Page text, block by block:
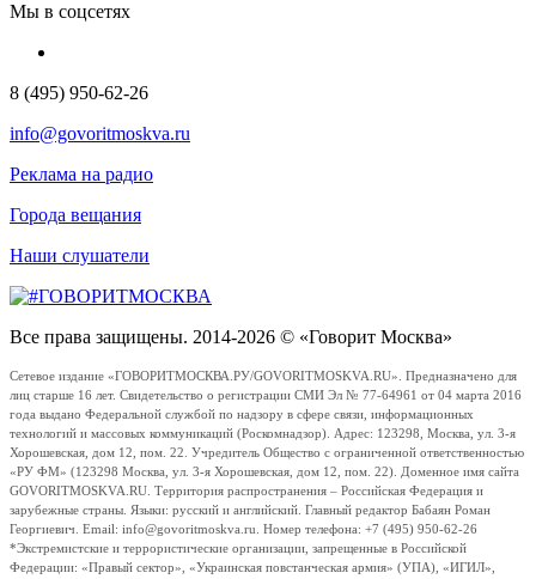
Мы в соцсетях
8 (495) 950-62-26
info@govoritmoskva.ru
Реклама на радио
Города вещания
Наши слушатели
Все права защищены. 2014-2026 © «Говорит Москва»
Сетевое издание «ГОВОРИТМОСКВА.РУ/GOVORITMOSKVA.RU». Предназначено для
лиц старше 16 лет. Свидетельство о регистрации СМИ Эл № 77-64961 от 04 марта 2016
года выдано Федеральной службой по надзору в сфере связи, информационных
технологий и массовых коммуникаций (Роскомнадзор). Адрес: 123298, Москва, ул. 3-я
Хорошевская, дом 12, пом. 22. Учредитель Общество с ограниченной ответственностью
«РУ ФМ» (123298 Москва, ул. 3-я Хорошевская, дом 12, пом. 22). Доменное имя сайта
GOVORITMOSKVA.RU. Территория распространения – Российская Федерация и
зарубежные страны. Языки: русский и английский. Главный редактор Бабаян Роман
Георгиевич. Email: info@govoritmoskva.ru. Номер телефона: +7 (495) 950-62-26
*Экстремистские и террористические организации, запрещенные в Российской
Федерации: «Правый сектор», «Украинская повстанческая армия» (УПА), «ИГИЛ»,